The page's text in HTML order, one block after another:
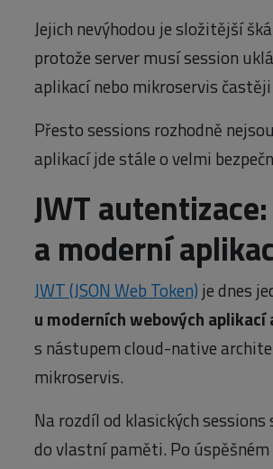
Jejich nevýhodou je složitější
protože server musí session
aplikací nebo mikroservis
Přesto sessions rozhodně
aplikací jde stále o velmi
JWT
a moderní
JWT (JSON Web Token) je dnes
u moderních webových aplikací
s nástupem cloud-native
mikroservis.
Na rozdíl od klasických
do vlastní paměti. Po